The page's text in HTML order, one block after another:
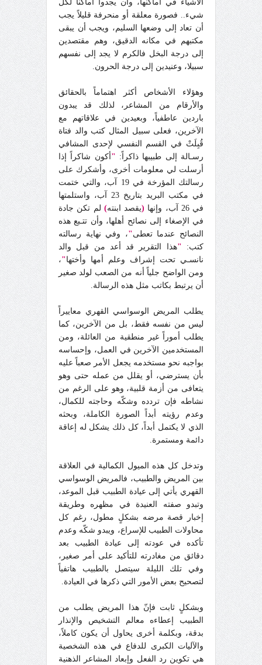
الأشياء في أماكنها، وأن يجدوا أماكناً لكل
شيء.. فصورة معلقة أو منحرفة قليلاً يجب
أن تعاد إلى وضعها السليم، ويجب أن يبقى
مكتبهم في مكانه الدقيق، وهم مقتصدين
إلى درجة البخل فالكرم لا يجد إلى نفسهم
سبيلا، وعنيدين إلى درجة الحرون.
وهؤلاء الأشخاص أكثر اهتماماً بالحقائق
والأرقام من المشاعر، لذلك قد يبدون
باردين عاطفياً، وبعيدين في علاقاتهم مع
الآخرين، فعلى سبيل المثال كتب والد فتاة
قُبِلَتْ في القسم النفسي لإحدى المشافي
رسـالة إلى طبيبها ذاكراً: " أكون شاكراً إذا
أرسلت لي معلومات أخرى، وأشكرك على
رسالتك المؤرخة في 19 آب، والتي ختمت
في مكتب البريد بتاريخ 23 آب، واستلمتها
في 26 آب، وإنها
(يقصد ابنته) لم تكن جادة
في الإصغاء إلى نصائح أهلها، وأن تتـبع هذه
النصائح عندما تعطى"، وفي نهاية رسالته
كتب: "هذا التقرير قد أعد من قبل والد
نانسـي تحت إشراف وعلم أمها وأختها"،
ومن الواضح جلياً أنه من الصعب لولد صغير
أن يرتبط بكاتب مثل هذه الرسالة.
يطلب المريض الوسواسي القهري معاييراً
ليس من نفسه فقط، بل من الآخرين، كما
يطلب أموراً غير منطقية من العائلة، ومن
المستخدمين الآخرين في العمل، وإحساسه
بواجبه نحو مستخدمه يجعل الأمر صعباً عليه
بأن يسترضي، أو يقلل من عمله حتى وهو
يتعافى من أزمة قلبية، وهو على الرغم من
نشاطه فإن تردده وشكّه وحاجته للكمال،
وعدم رؤيته أبداً الصورة الكاملة، وبحثه
الذي لا يكتمل أبداً، كل ذلك يشكل له إعاقة
دائمة ومستمرة.
وتدخل كل هذه الميول الكمالية في العلاقة
بين المريض والطبيب، فالمريض الوسواسي
القهري يأتي إلى عيادة الطبيب قبل الموعد،
وتبدو صفته العنيدة في مظهره وطريقة
إخبار قصة مرضه بشكلٍ مطول، رغم كل
محاولات الطبيب للإسراع، ويبدو شكّه وعدم
تأكده في عودته إلى عيادة الطبيب بعد
دقائق من مغادرته للتأكيد على أمر صغير،
وفي تلك الليلة سيتصل بالطبيب هاتفياً
لتصحيح بعض الأمور التي ذكرها في العيادة.
وبشكلٍ ثابت فإنّ هذا المريض يطلب من
الطبيب إعطاءه معالم التشخيص والإنذار
بدقة، وبكلمة أخرى يحاول أن يكون كاملاً،
والآليات الكبرى للدفاع في هذه الشخصية
هي تكوين رد الفعل وإبعاد المشاعر الذهنية